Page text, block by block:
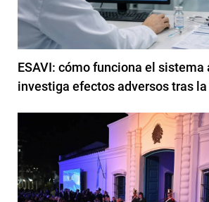
ESAVI: cómo funciona el sistema
investiga efectos adversos tras